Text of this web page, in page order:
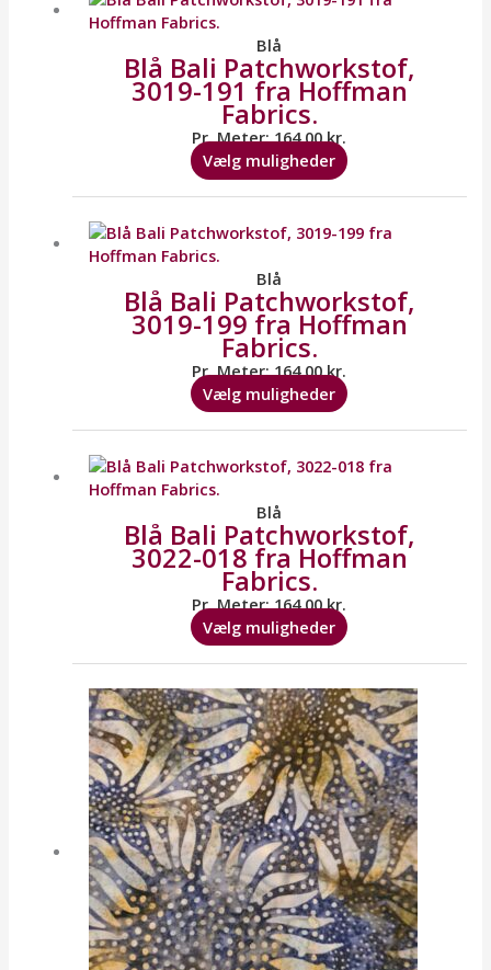
Blå
Blå Bali Patchworkstof,
3019-191 fra Hoffman
Fabrics.
Pr. Meter:164,00kr.
Vælg muligheder
varianter.
Mulighederne
på
Blå
Blå Bali Patchworkstof,
3019-199 fra Hoffman
Fabrics.
Pr. Meter:164,00kr.
Vælg muligheder
vare
varianter.
Mulighederne
på
Blå
Blå Bali Patchworkstof,
3022-018 fra Hoffman
Fabrics.
Pr. Meter:164,00kr.
Vælg muligheder
vare
varianter.
Mulighederne
på
vare
har
flere
varianter.
Mulighederne
kan
vælges
på
varesiden